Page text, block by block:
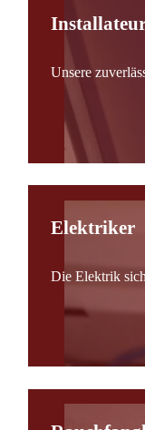
Unsere
Elektriker
Die Elektrik